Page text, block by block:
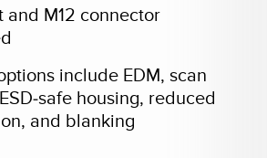
and M12 connector
include EDM, scan
safe housing, reduced
and blanking